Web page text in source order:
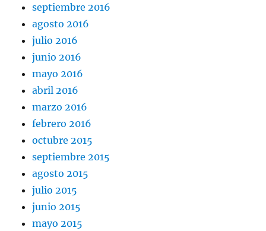
septiembre 2016
agosto 2016
julio 2016
junio 2016
mayo 2016
abril 2016
marzo 2016
febrero 2016
octubre 2015
septiembre 2015
agosto 2015
julio 2015
junio 2015
mayo 2015